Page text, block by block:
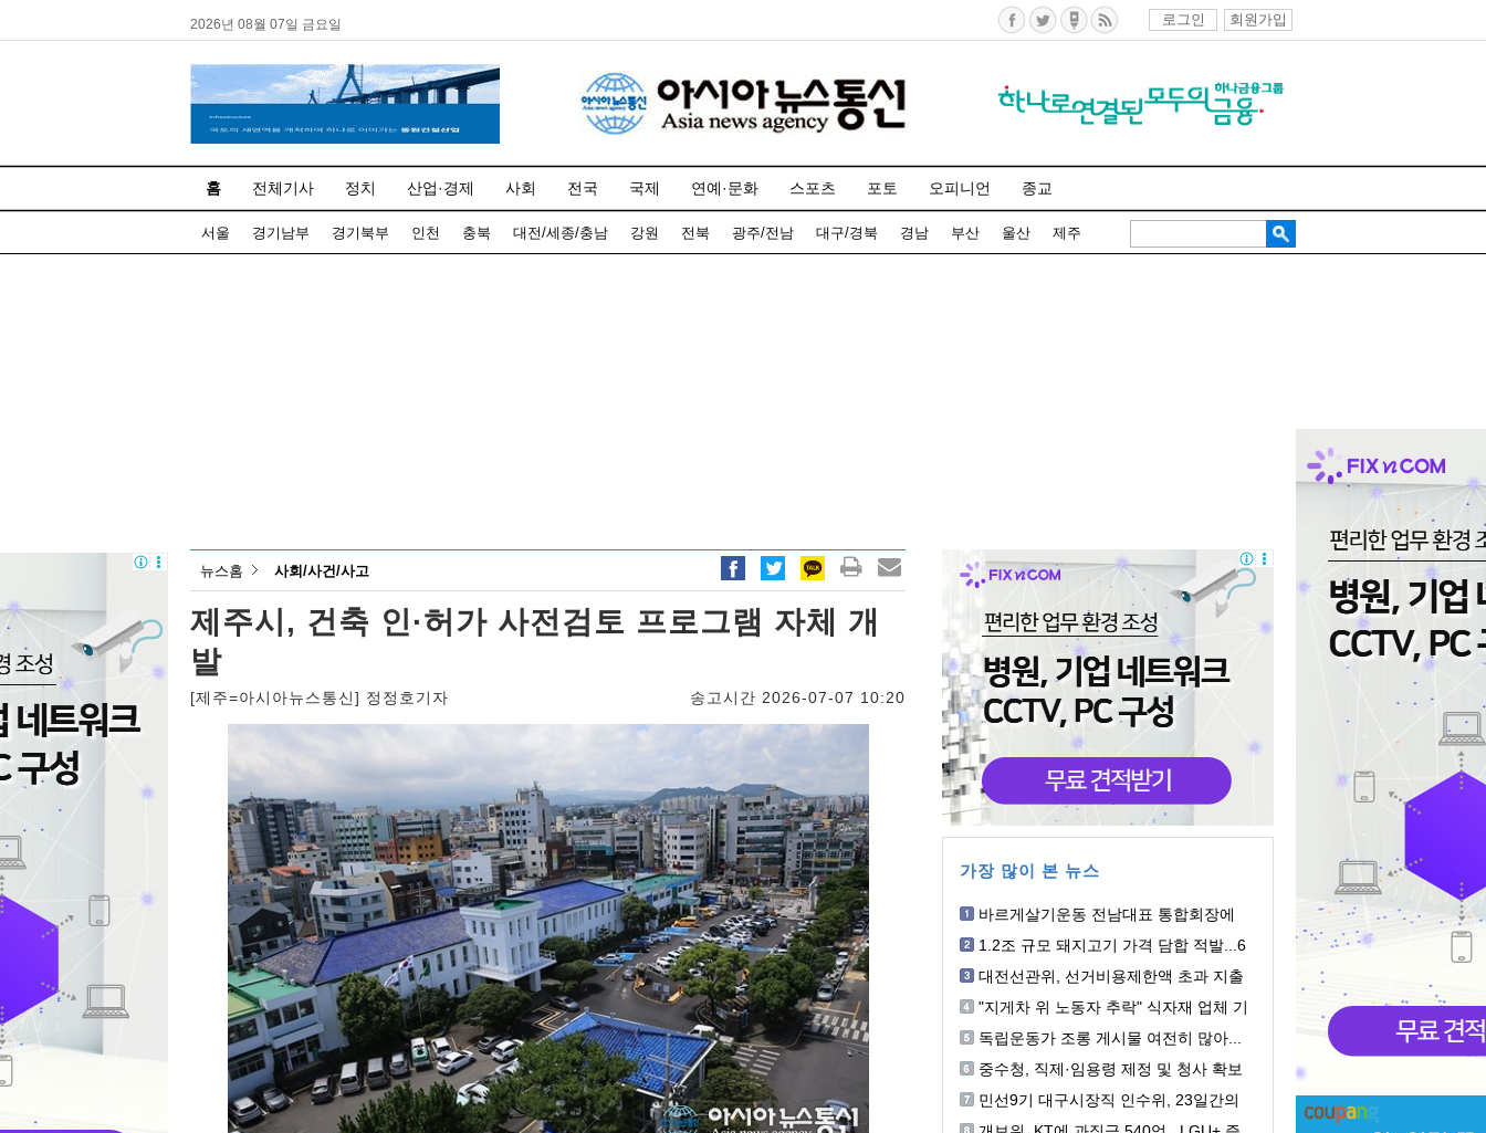
2026년 08월 07일 금요일 로그인 회원가입
홈 전체기사 정치 산업·경제 사회 전국 국제 연예·문화 스포츠 포토 오피니언 종교
서울 경기남부 경기북부 인천 충북 대전/세종/충남 강원 전북 광주/전남 대구/경북 경남 부산 울산 제주
뉴스홈 사회/사건/사고
제주시, 건축 인·허가 사전검토 프로그램 자체 개
발
[제주=아시아뉴스통신] 정정호기자 송고시간 2026-07-07 10:20
가장 많이 본 뉴스
바르게살기운동 전남대표 통합회장에
1.2조 규모 돼지고기 가격 담합 적발...6
대전선관위, 선거비용제한액 초과 지출
"지게차 위 노동자 추락" 식자재 업체 기
독립운동가 조롱 게시물 여전히 많아...
중수청, 직제·임용령 제정 및 청사 확보
민선9기 대구시장직 인수위, 23일간의